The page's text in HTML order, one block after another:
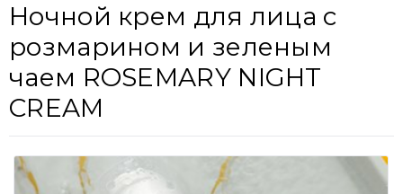
Ночной крем для лица с
розмарином и зеленым
чаем ROSEMARY NIGHT
CREAM